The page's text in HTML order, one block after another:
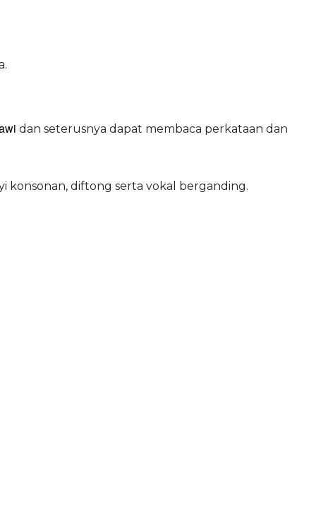
dan seterusnya dapat membaca perkataan dan
diftong serta vokal berganding.